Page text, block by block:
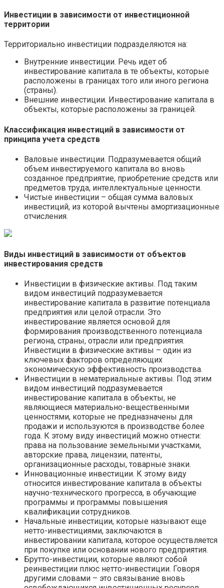
Инвестиции в зависимости от инвестиционной
территории
Территориально инвестиции подразделяются на:
Внутренние инвестиции. Речь идет об
инвестирование капитала в те объекты, которые
расположены в границах того или иного региона
(страны).
Внешние инвестиции. Инвестирование капитала в
объекты, которые расположены за границей.
Классификация инвестиций в зависимости от
принципа учета средств
Валовые инвестиции. Подразумевается общий
объем инвестируемого капитала во вновь
созданное предприятие, приобретение средств или
предметов труда, интеллектуальные ценности.
Чистые инвестиции – общая сумма валовых
инвестиций, из которой вычтены амортизационные
отчисления.
Виды инвестиций в зависимости от объектов
инвестирования средств
Инвестиции в физические активы. Под таким
видом инвестиций подразумевается
инвестирование капитала в развитие потенциала
предприятия или целой отрасли. Это
инвестирование является основой для
формирования производственного потенциала
региона, страны, отрасли или предприятия.
Инвестиции в физические активы – один из
ключевых факторов определяющих
экономическую эффективность производства.
Инвестиции в нематериальные активы. Под этим
видом инвестиций подразумевается
инвестирование капитала в объекты, не
являющиеся материально-вещественными
ценностями, которые не предназначены для
продажи и используются в производстве более
года. К этому виду инвестиций можно отнести:
права на пользование земельными участками,
авторские права, лицензии, патенты,
организационные расходы, товарные знаки.
Инновационные инвестиции. К этому виду
относится инвестирование капитала в объекты
научно-технического прогресса, в обучающие
программы и программы повышения
квалификации сотрудников.
Начальные инвестиции, которые называют еще
нетто-инвестициями, заключаются в
инвестировании капитала, которое осуществляется
при покупке или основании нового предприятия.
Брутто-инвестиции, которые являют собой
реинвестиции плюс нетто-инвестиции. Говоря
другими словами – это связывание вновь